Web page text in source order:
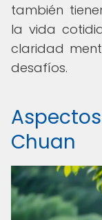
también
la vida
claridad
desafíos.
Chuan